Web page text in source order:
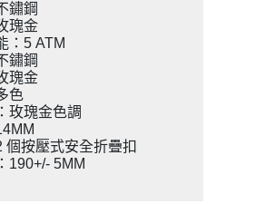
鏽鋼
瑰金
：5 ATM
鏽鋼
瑰金
色
玫瑰金色調
個按壓式安全折疊扣
190+/- 5MM